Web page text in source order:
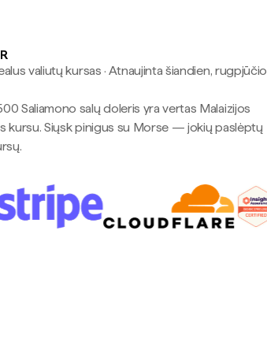
valiutų kursas · Atnaujinta šiandien, rugpjūčio
Saliamono salų doleris yra vertas Malaizijos
kursu. Siųsk pinigus su Morse — jokių paslėptų